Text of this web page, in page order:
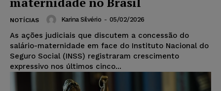
NOTÍCIAS Karina Silvério - 05/02/2026
As ações judiciais que discutem a concessão do
salário-maternidade em face do Instituto Nacional do
Seguro Social (INSS) registraram crescimento
expressivo nos últimos cinco...